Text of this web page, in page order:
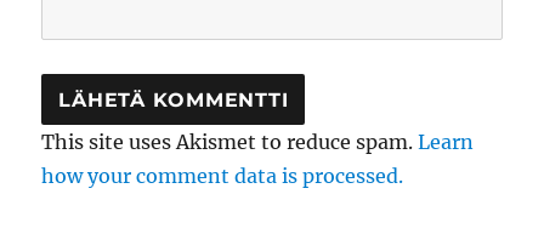
This site uses Akismet to reduce spam.Learn
how your comment data is processed.